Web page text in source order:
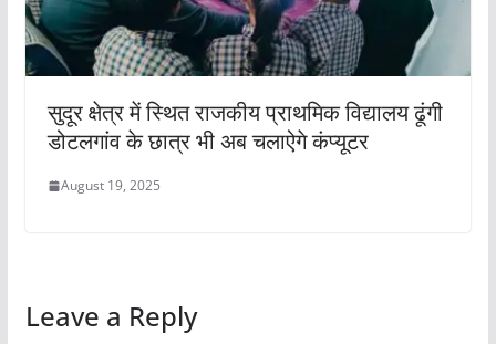
सुदूर क्षेत्र में स्थित राजकीय प्राथमिक विद्यालय ढूंगी
डोटलगांव के छात्र भी अब चलाऐगे कंप्यूटर
August 19, 2025
Leave a Reply